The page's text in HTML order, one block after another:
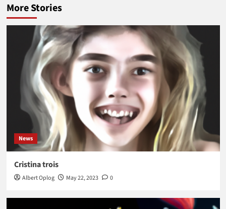
More Stories
News
Cristina trois
Albert Oplog May 22, 2023 0